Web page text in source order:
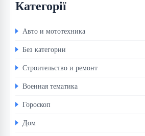
Категорії
Авто и мототехника
Без категории
Строительство и ремонт
Военная тематика
Гороскоп
Дом